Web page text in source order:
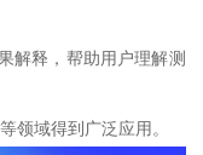
解释，帮助用户理解测
领域得到广泛应用。